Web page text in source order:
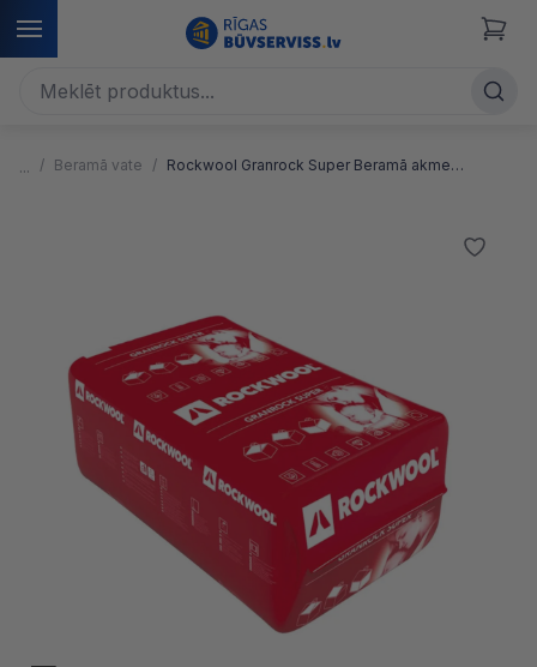
Beramā vate Rockwool Granrock Super Beramā akmens vate